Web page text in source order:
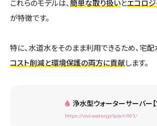
これらのモデルは、 簡単な取り扱いとエコロ
が特徴です。
特に、水道水をそのまま利用できるため、宅配
コスト削減と環境保護の両方に貢献します。
浄水型ウォーターサーバー
https://vivi-water.jp/lp/a/r-001/